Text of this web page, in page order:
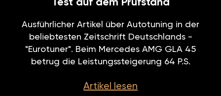
Test auf dem Prüfstand
Ausführlicher Artikel über Autotuning in der
beliebtesten Zeitschrift Deutschlands -
"Eurotuner". Beim Mercedes AMG GLA 45
betrug die Leistungssteigerung 64 P.S.
Artikel lesen